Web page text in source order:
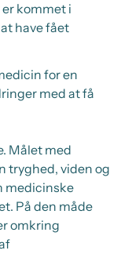
kommet i
have fået
for en
med at få
Målet med
tryghed, viden og
medicinske
På den måde
omkring